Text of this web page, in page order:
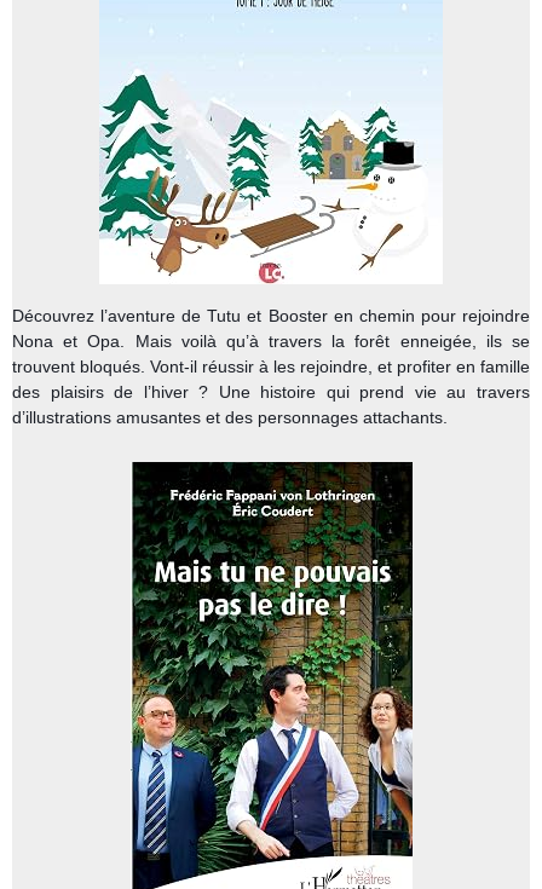
Découvrez l’aventure de Tutu et Booster en chemin pour rejoindre
Nona et Opa. Mais voilà qu’à travers la forêt enneigée, ils se
trouvent bloqués. Vont-il réussir à les rejoindre, et profiter en famille
des plaisirs de l’hiver ? Une histoire qui prend vie au travers
d’illustrations amusantes et des personnages attachants.